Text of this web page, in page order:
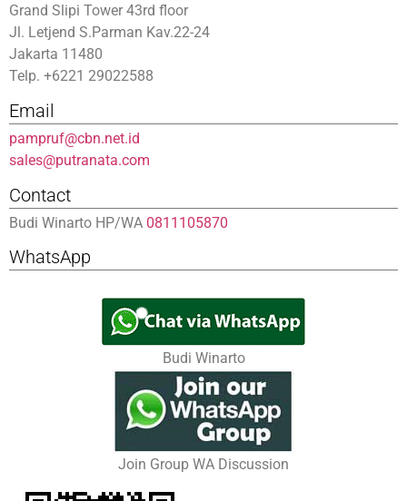
Grand Slipi Tower 43rd floor
Jl. Letjend S.Parman Kav.22-24
Jakarta 11480
Telp. +6221 29022588
Email
pampruf@cbn.net.id
sales@putranata.com
Contact
Budi Winarto HP/WA 0811105870
WhatsApp
Budi Winarto
Join Group WA Discussion